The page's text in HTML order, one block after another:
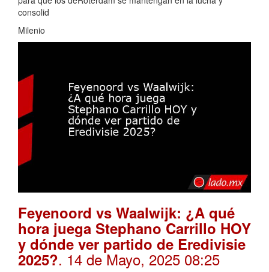
consolid
Milenio
Feyenoord vs Waalwijk: ¿A qué
hora juega Stephano Carrillo HOY
y dónde ver partido de Eredivisie
2025?. 14 de Mayo, 2025 08:25